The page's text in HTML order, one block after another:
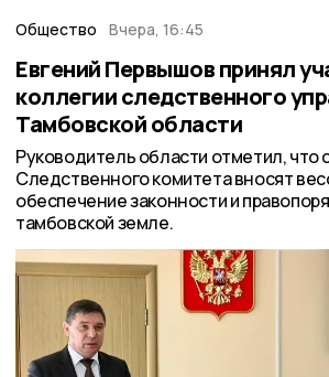
Общество Вчера, 16:45
Евгений Первышов принял
коллегии следственного
Тамбовской области
Руководитель области отметил, что
Следственного комитета вносят
обеспечение законности и
тамбовской земле.